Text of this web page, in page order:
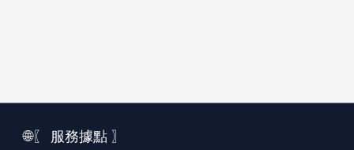
🌐〖 服務據點 〗